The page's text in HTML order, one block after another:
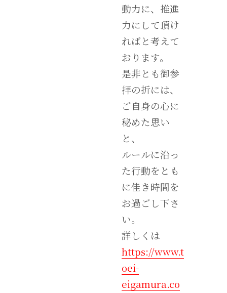
動力に、推進
力にして頂け
ればと考えて
おります。
是非とも御参
拝の折には、
ご自身の心に
秘めた思い
と、
ルールに沿っ
た行動をとも
に佳き時間を
お過ごし下さ
い。
詳しくは
https://www.t
oei-
eigamura.co